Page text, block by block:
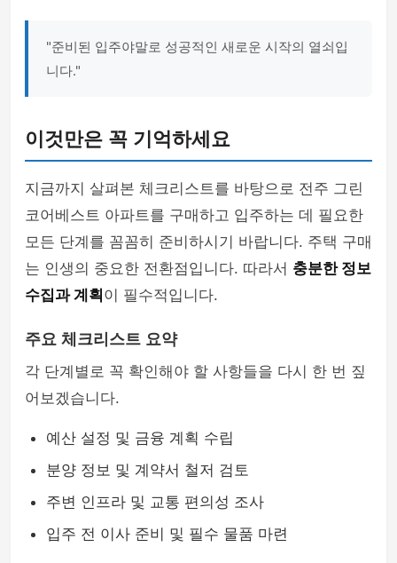
"준비된 입주야말로 성공적인 새로운 시작의 열쇠입
니다."
이것만은 꼭 기억하세요
지금까지 살펴본 체크리스트를 바탕으로 전주 그린
코어베스트 아파트를 구매하고 입주하는 데 필요한
모든 단계를 꼼꼼히 준비하시기 바랍니다. 주택 구매
는 인생의 중요한 전환점입니다. 따라서 충분한 정보
수집과 계획 이 필수적입니다.
주요 체크리스트 요약
각 단계별로 꼭 확인해야 할 사항들을 다시 한 번 짚
어보겠습니다.
예산 설정 및 금융 계획 수립
분양 정보 및 계약서 철저 검토
주변 인프라 및 교통 편의성 조사
입주 전 이사 준비 및 필수 물품 마련